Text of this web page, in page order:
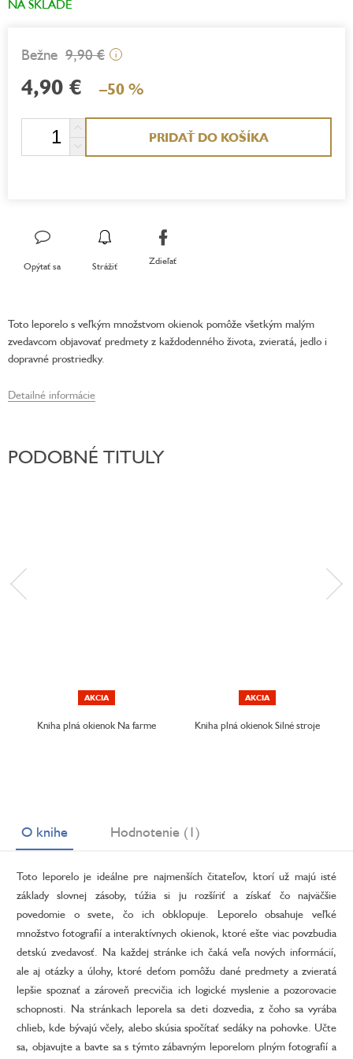
NA SKLADE
9,90 € i
4,90 € –50 %
PRIDAŤ DO KOŠÍKA
Opýtať sa Strážiť Zdieľať
Toto leporelo s veľkým množstvom okienok pomôže všetkým malým
zvedavcom objavovať predmety z každodenného života, zvieratá, jedlo i
dopravné prostriedky.
Detailné informácie
PODOBNÉ TITULY
AKCIA
Kniha plná okienok Na farme
AKCIA
Kniha plná okienok Silné stroje
O knihe Hodnotenie (1)
Toto leporelo je ideálne pre najmenších čitateľov, ktorí už majú isté
základy slovnej zásoby, túžia si ju rozšíriť a získať čo najväčšie
povedomie o svete, čo ich obklopuje. Leporelo obsahuje veľké
množstvo fotografií a interaktívnych okienok, ktoré ešte viac povzbudia
detskú zvedavosť. Na každej stránke ich čaká veľa nových informácií,
ale aj otázky a úlohy, ktoré deťom pomôžu dané predmety a zvieratá
lepšie spoznať a zároveň precvičia ich logické myslenie a pozorovacie
schopnosti. Na stránkach leporela sa deti dozvedia, z čoho sa vyrába
chlieb, kde bývajú včely, alebo skúsia spočítať sedáky na pohovke. Učte
sa, objavujte a bavte sa s týmto zábavným leporelom plným fotografií a